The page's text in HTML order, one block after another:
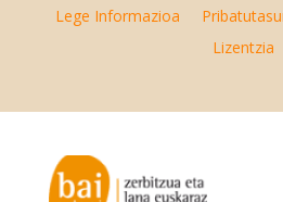
Lege Informazioa
Lizentzia